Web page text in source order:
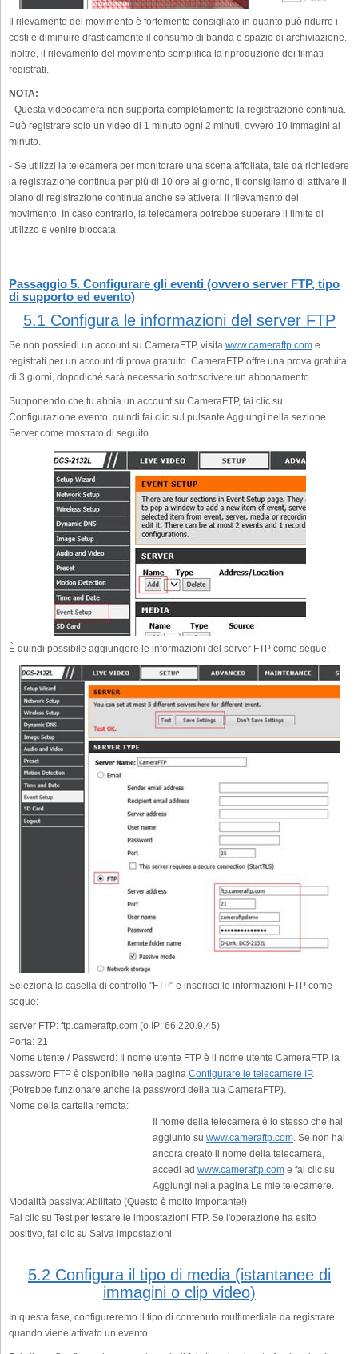
Il rilevamento del movimento è fortemente consigliato in quanto può ridurre i
costi e diminuire drasticamente il consumo di banda e spazio di archiviazione.
Inoltre, il rilevamento del movimento semplifica la riproduzione dei filmati
registrati.
NOTA:
- Questa videocamera non supporta completamente la registrazione continua.
Può registrare solo un video di 1 minuto ogni 2 minuti, ovvero 10 immagini al
minuto.
- Se utilizzi la telecamera per monitorare una scena affollata, tale da richiedere
la registrazione continua per più di 10 ore al giorno, ti consigliamo di attivare il
piano di registrazione continua anche se attiverai il rilevamento del
movimento. In caso contrario, la telecamera potrebbe superare il limite di
utilizzo e venire bloccata.
Passaggio 5. Configurare gli eventi (ovvero server FTP, tipo
di supporto ed evento)
5.1 Configura le informazioni del server FTP
Se non possiedi un account su CameraFTP, visita www.cameraftp.com e
registrati per un account di prova gratuito. CameraFTP offre una prova gratuita
di 3 giorni, dopodiché sarà necessario sottoscrivere un abbonamento.
Supponendo che tu abbia un account su CameraFTP, fai clic su
Configurazione evento, quindi fai clic sul pulsante Aggiungi nella sezione
Server come mostrato di seguito.
È quindi possibile aggiungere le informazioni del server FTP come segue:
Seleziona la casella di controllo "FTP" e inserisci le informazioni FTP come
segue:
server FTP: ftp.cameraftp.com (o IP: 66.220.9.45)
Porta: 21
Nome utente / Password: Il nome utente FTP è il nome utente CameraFTP, la
password FTP è disponibile nella pagina Configurare le telecamere IP.
(Potrebbe funzionare anche la password della tua CameraFTP).
Nome della cartella remota:
Il nome della telecamera è lo stesso che hai
aggiunto su www.cameraftp.com. Se non hai
ancora creato il nome della telecamera,
accedi ad www.cameraftp.com e fai clic su
Aggiungi nella pagina Le mie telecamere.
Modalità passiva:Abilitato (Questo è molto importante!)
Fai clic su Test per testare le impostazioni FTP. Se l'operazione ha esito
positivo, fai clic su Salva impostazioni.
5.2 Configura il tipo di media (istantanee di
immagini o clip video)
In questa fase, configureremo il tipo di contenuto multimediale da registrare
quando viene attivato un evento.